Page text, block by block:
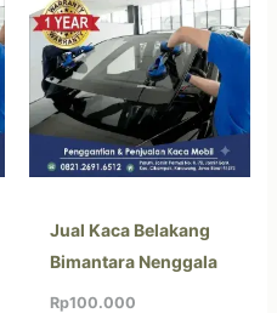
Jual Kaca Belakang
Bimantara Nenggala
Rp100.000